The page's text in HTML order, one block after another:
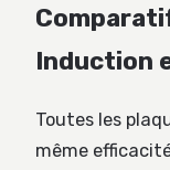
Induction
Toutes les
même